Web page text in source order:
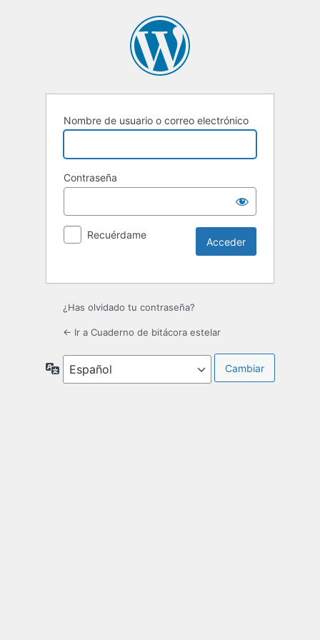
Nombre de usuario o correo electrónico
Contraseña
Recuérdame
¿Has olvidado tu contraseña?
← Ir a Cuaderno de bitácora estelar
Idioma